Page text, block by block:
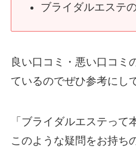
ブライダルエステ
良い口コミ・悪い口コミ
ているのでぜひ参考にし
「ブライダルエステって
このような疑問をお持ち